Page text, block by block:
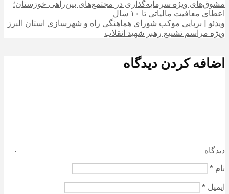
مشوق‌های ویژه سرمایه‌گذاری در مجتمع‌های بین‌راهی خوزستان؛
اعطای معافیت مالیاتی تا ۱۰ سال
ویدئو | برپایی موکب شورای هماهنگی راه و شهرسازی استان البرز
ویژه مراسم تشییع رهبر شهید انقلاب
اضافه کردن دیدگاه
دیدگاه
نام *
ایمیل *